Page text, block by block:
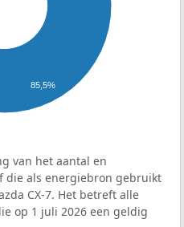
85,5%
van het aantal en
die als energiebron gebruikt
CX-7. Het betreft alle
op 1 juli 2026 een geldig